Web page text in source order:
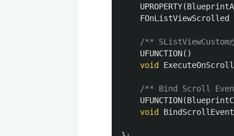
UPROPERTY(
FOnListViewScrolled
/** SListViewCustomか
UFUNCTION()
void
/** Bind Scroll
UFUNCTION(
void
BindScrollEvent